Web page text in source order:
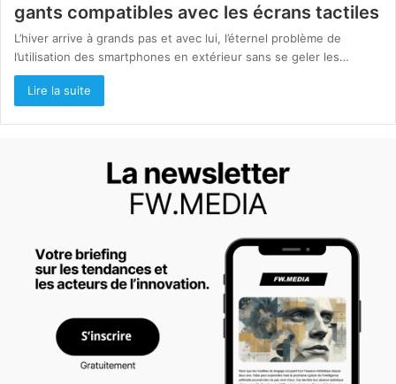
gants compatibles avec les écrans tactiles
L’hiver arrive à grands pas et avec lui, l’éternel problème de
l’utilisation des smartphones en extérieur sans se geler les…
Lire la suite